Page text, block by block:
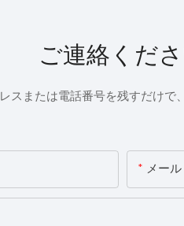
ご連絡くだ
スまたは電話番号を残すだけ
メール